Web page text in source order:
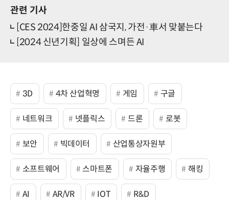
관련 기사
[CES 2024]한중일 AI 삼국지, 가전·車서 맞붙는다
[2024 신년기획] 일상에 스며든 AI
3D 4차 산업혁명 게임 구글
네트워크 넷플릭스 드론 로봇
보안 빅데이터 산업통상자원부
소프트웨어 스마트폰 자율주행 해킹
AI AR/VR IOT R&D